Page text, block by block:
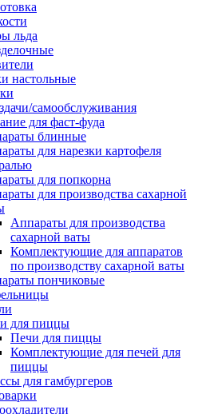
льда
настольные
самообслуживания
для фаст-фуда
блинные
для нарезки картофеля
для попкорна
для производства сахарной
Аппараты для производства
сахарной ваты
Комплектующие для аппаратов
по производству сахарной ваты
пончиковые
для пиццы
Печи для пиццы
Комплектующие для печей для
пиццы
для гамбургеров